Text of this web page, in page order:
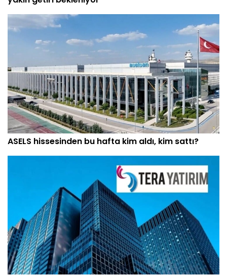
ASELS hissesinden bu hafta kim aldı, kim sattı?